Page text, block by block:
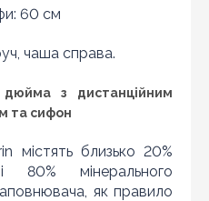
60 см
чаша справа.
з дистанційним
та сифон
містять близько 20%
80% мінерального
як правило